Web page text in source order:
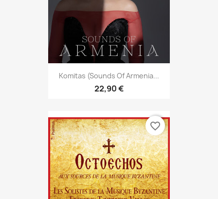
Komitas (Sounds Of Armenia...
22,90 €
favorite_border